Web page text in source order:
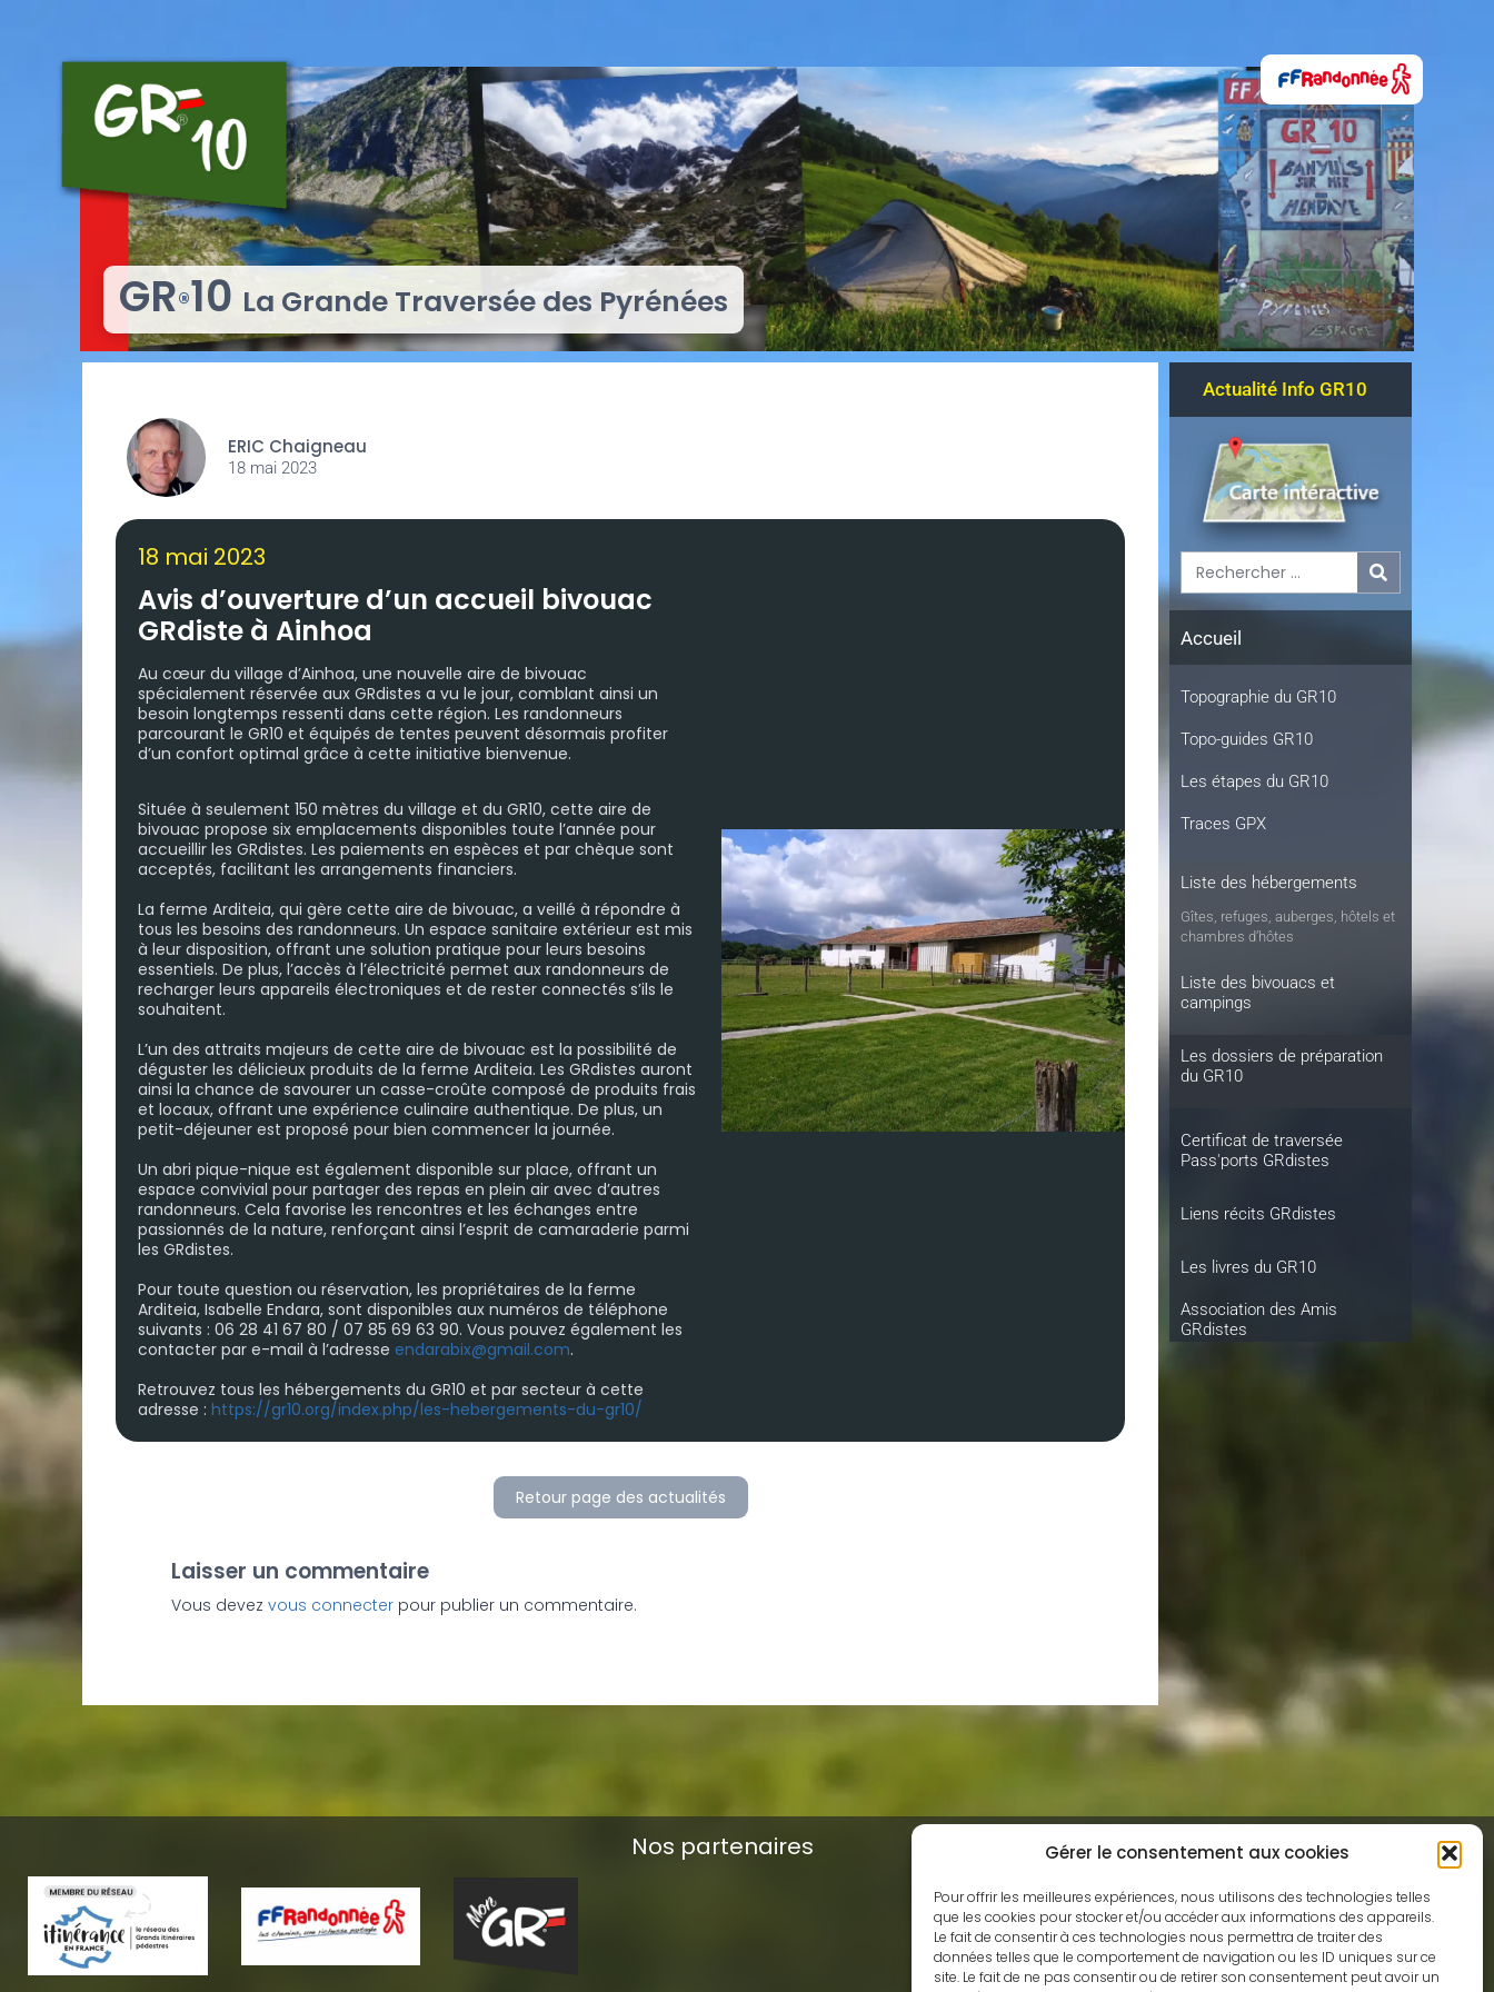
Gérer le consentement aux cookies
Pour offrir les meilleures expériences, nous utilisons des technologies telles
que les cookies pour stocker et/ou accéder aux informations des appareils.
Le fait de consentir à ces technologies nous permettra de traiter des
données telles que le comportement de navigation ou les ID uniques sur ce
site. Le fait de ne pas consentir ou de retirer son consentement peut avoir un
GR®10 La Grande Traversée des Pyrénées
ERIC Chaigneau
18 mai 2023
18 mai 2023
Avis d’ouverture d’un accueil bivouac
GRdiste à Ainhoa
Au cœur du village d’Ainhoa, une nouvelle aire de bivouac
spécialement réservée aux GRdistes a vu le jour, comblant ainsi un
besoin longtemps ressenti dans cette région. Les randonneurs
parcourant le GR10 et équipés de tentes peuvent désormais profiter
d’un confort optimal grâce à cette initiative bienvenue.
Située à seulement 150 mètres du village et du GR10, cette aire de
bivouac propose six emplacements disponibles toute l’année pour
accueillir les GRdistes. Les paiements en espèces et par chèque sont
acceptés, facilitant les arrangements financiers.
La ferme Arditeia, qui gère cette aire de bivouac, a veillé à répondre à
tous les besoins des randonneurs. Un espace sanitaire extérieur est mis
à leur disposition, offrant une solution pratique pour leurs besoins
essentiels. De plus, l’accès à l’électricité permet aux randonneurs de
recharger leurs appareils électroniques et de rester connectés s’ils le
souhaitent.
L’un des attraits majeurs de cette aire de bivouac est la possibilité de
déguster les délicieux produits de la ferme Arditeia. Les GRdistes auront
ainsi la chance de savourer un casse-croûte composé de produits frais
et locaux, offrant une expérience culinaire authentique. De plus, un
petit-déjeuner est proposé pour bien commencer la journée.
Un abri pique-nique est également disponible sur place, offrant un
espace convivial pour partager des repas en plein air avec d’autres
randonneurs. Cela favorise les rencontres et les échanges entre
passionnés de la nature, renforçant ainsi l’esprit de camaraderie parmi
les GRdistes.
Pour toute question ou réservation, les propriétaires de la ferme
Arditeia, Isabelle Endara, sont disponibles aux numéros de téléphone
suivants : 06 28 41 67 80 / 07 85 69 63 90. Vous pouvez également les
contacter par e-mail à l’adresse endarabix@gmail.com.
Retrouvez tous les hébergements du GR10 et par secteur à cette
adresse : https://gr10.org/index.php/les-hebergements-du-gr10/
Retour page des actualités
Laisser un commentaire
Vous devez vous connecter pour publier un commentaire.
Actualité Info GR10
Accueil
Topographie du GR10
Topo-guides GR10
Les étapes du GR10
Traces GPX
Liste des hébergements
Gîtes, refuges, auberges, hôtels et
chambres d’hôtes
Liste des bivouacs et
campings
Les dossiers de préparation
du GR10
Certificat de traversée
Pass'ports GRdistes
Liens récits GRdistes
Les livres du GR10
Association des Amis
GRdistes
Nos partenaires